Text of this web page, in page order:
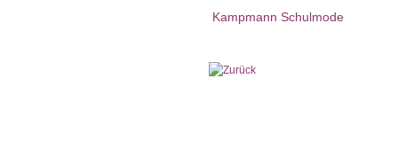
Kampmann Schulmode